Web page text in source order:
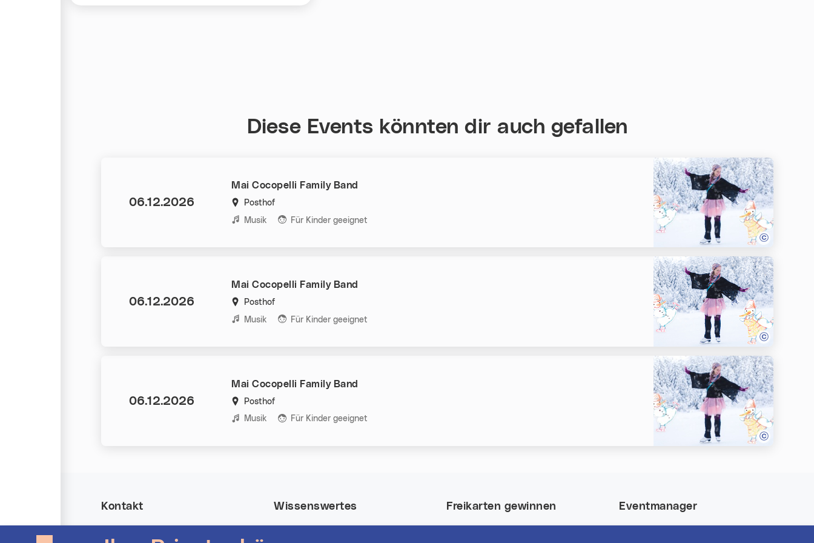
Diese Events könnten dir auch gefallen
Mai Cocopelli Family Band
Posthof
Kategorien:
Musik Für Kinder geeignet
Datum:
06.12.2026
Mai Cocopelli Family Band
Posthof
Kategorien:
Musik Für Kinder geeignet
Datum:
06.12.2026
Mai Cocopelli Family Band
Posthof
Kategorien:
Musik Für Kinder geeignet
Datum:
06.12.2026
Kontakt Wissenswertes Freikarten gewinnen Eventmanager